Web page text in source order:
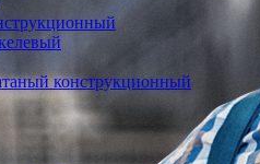
конструкционный